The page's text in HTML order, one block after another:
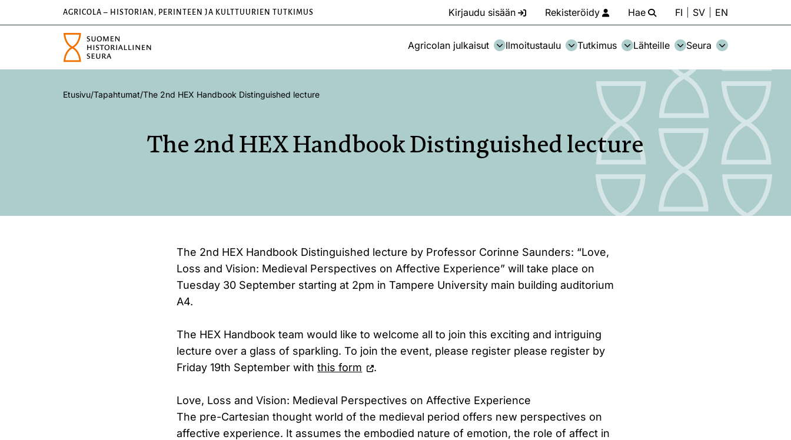
AGRICOLA – HISTORIAN, PERINTEEN JA KULTTUURIEN TUTKIMUS Kirjaudu sisään Rekisteröidy Hae FI SV EN
Agricolan julkaisut Ilmoitustaulu Tutkimus Lähteille Seura
Etusivu/Tapahtumat/The 2nd HEX Handbook Distinguished lecture
The 2nd HEX Handbook Distinguished lecture
The 2nd HEX Handbook Distinguished lecture by Professor Corinne Saunders: “Love,
Loss and Vision: Medieval Perspectives on Affective Experience” will take place on
Tuesday 30 September starting at 2pm in Tampere University main building auditorium
A4.
The HEX Handbook team would like to welcome all to join this exciting and intriguing
lecture over a glass of sparkling. To join the event, please register please register by
Friday 19th September withthis form .
Love, Loss and Vision: Medieval Perspectives on Affective Experience
The pre-Cartesian thought world of the medieval period offers new perspectives on
affective experience. It assumes the embodied nature of emotion, the role of affect in